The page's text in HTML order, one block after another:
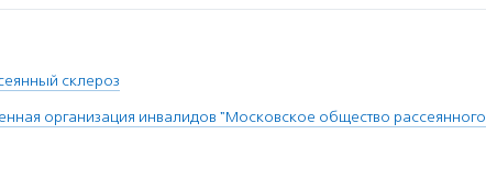
склероз
организация инвалидов "Московское общество рассеянного